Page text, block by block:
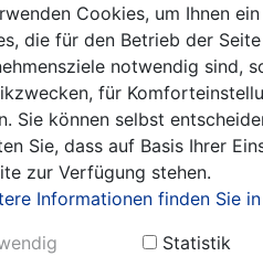
Cookies, um Ihnen
die für den Betrieb der
notwendig sind,
für
Sie können selbst
Sie, dass auf Basis Ihrer
zur Verfügung stehen.
Informationen finden Sie
Statistik
Zu
Ortsausfahrt
Anpassungen
erforderlich.
während der
von Mitte
Aktueller
Gegenwärtig
erneuert. Als